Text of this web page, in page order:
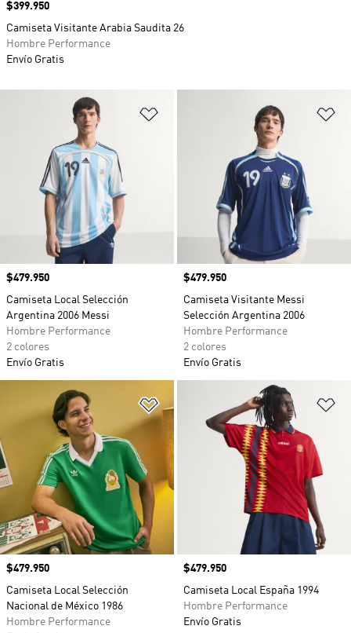
Añadir a la lista de deseos
Precio
$479.950
Camiseta Local Selección
Argentina 2006 Messi
Hombre Performance
2 colores
Envío Gratis
Precio
$479.950
Camiseta Visitante Messi
Selección Argentina 2006
Hombre Performance
2 colores
Envío Gratis
Añadir a la lista de deseos
Precio
$479.950
Camiseta Local Selección
Nacional de México 1986
Hombre Performance
Precio
$479.950
Camiseta Local España 1994
Hombre Performance
Envío Gratis
Precio
$399.950
Camiseta Visitante Arabia Saudita 26
Hombre Performance
Envío Gratis